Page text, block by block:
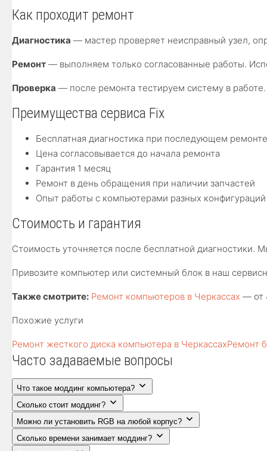
Как проходит ремонт
Диагностика — мастер проверяет неисправный узел,
Ремонт — выполняем только согласованные работы.
Проверка — после ремонта тестируем систему в
Преимущества сервиса Fix
Бесплатная диагностика при последующем ремонте
Цена согласовывается до начала ремонта
Гарантия 1 месяц
Ремонт в день обращения при наличии запчастей
Опыт работы с компьютерами разных конфигураций
Стоимость и гарантия
Стоимость уточняется после бесплатной
Привозите компьютер или системный блок в наш
Также смотрите: Ремонт компьютеров в Черкассах — от
Похожие услуги
Ремонт жесткого диска компьютера в ЧеркассахРемонт
Часто задаваемые вопросы
Что такое моддинг компьютера?
Сколько стоит моддинг?
Можно ли установить RGB на любой корпус?
Сколько времени занимает моддинг?